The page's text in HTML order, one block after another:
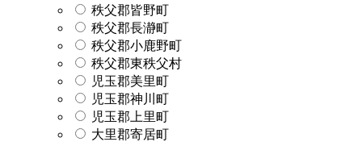
秩父郡皆野町
秩父郡長瀞町
秩父郡小鹿野町
秩父郡東秩父村
児玉郡美里町
児玉郡神川町
児玉郡上里町
大里郡寄居町